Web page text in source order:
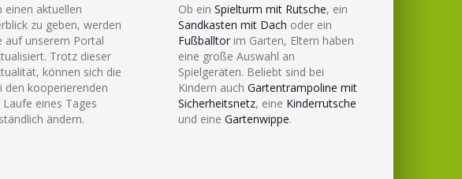
einen aktuellen
zu geben, werden
auf unserem Portal
Trotz dieser
können sich die
den kooperierenden
Laufe eines Tages
ändern.
Ob ein Spielturm mit Rutsche, ein
Sandkasten mit Dach oder ein
Fußballtor im Garten, Eltern haben
eine große Auswahl an
Spielgeräten. Beliebt sind bei
Kindern auch Gartentrampoline mit
Sicherheitsnetz, eine Kinderrutsche
und eine Gartenwippe.